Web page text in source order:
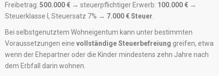
Freibetrag: 500.000 € → steuerpflichtiger Erwerb: 100.000 € →
Steuerklasse I, Steuersatz 7% → 7.000 € Steuer
Bei selbstgenutztem Wohneigentum kann unter bestimmten
Voraussetzungen eine vollständige Steuerbefreiung greifen, etwa
wenn der Ehepartner oder die Kinder mindestens zehn Jahre nach
dem Erbfall darin wohnen.